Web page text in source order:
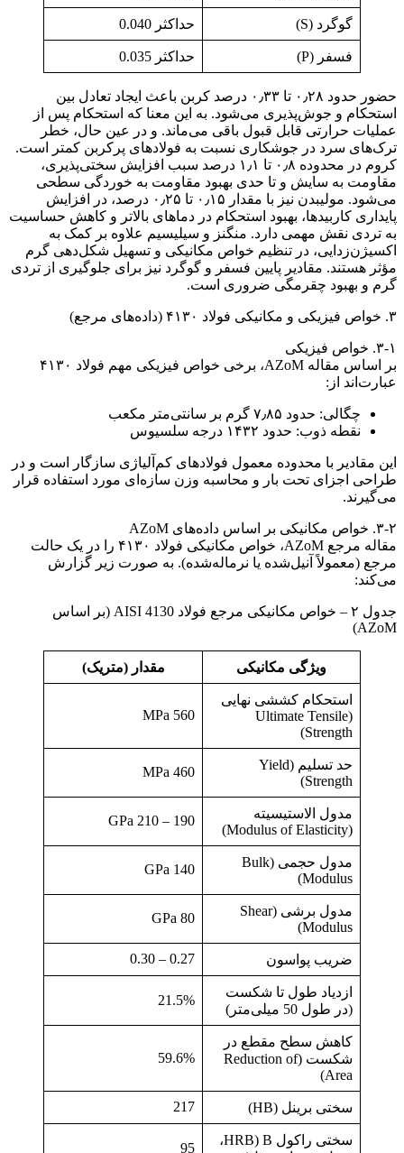
گوگرد (S) حداکثر 0.040
فسفر (P) حداکثر 0.035
حضور حدود ۰٫۲۸ تا ۰٫۳۳ درصد کربن باعث ایجاد تعادل بین
استحکام و جوش‌پذیری می‌شود. به این معنا که استحکام پس از
عملیات حرارتی قابل قبول باقی می‌ماند. و در عین حال، خطر
ترک‌های سرد در جوشکاری نسبت به فولادهای پرکربن کمتر است.
کروم در محدوده ۰٫۸ تا ۱٫۱ درصد سبب افزایش سختی‌پذیری،
مقاومت به سایش و تا حدی بهبود مقاومت به خوردگی سطحی
می‌شود. مولیبدن نیز با مقدار ۰٫۱۵ تا ۰٫۲۵ درصد، در افزایش
پایداری کاربیدها، بهبود استحکام در دماهای بالاتر و کاهش حساسیت
به تردی نقش مهمی دارد. منگنز و سیلیسیم علاوه بر کمک به
اکسیژن‌زدایی، در تنظیم خواص مکانیکی و تسهیل شکل‌دهی گرم
مؤثر هستند. مقادیر پایین فسفر و گوگرد نیز برای جلوگیری از تردی
گرم و بهبود چقرمگی ضروری است.
۳. خواص فیزیکی و مکانیکی فولاد ۴۱۳۰ (داده‌های مرجع)
۳-۱. خواص فیزیکی
بر اساس مقاله AZoM، برخی خواص فیزیکی مهم فولاد ۴۱۳۰
عبارت‌اند از:
چگالی: حدود ۷٫۸۵ گرم بر سانتی‌متر مکعب
نقطه ذوب: حدود ۱۴۳۲ درجه سلسیوس
این مقادیر با محدوده معمول فولادهای کم‌آلیاژی سازگار است و در
طراحی اجزای تحت بار و محاسبه وزن سازه‌ای مورد استفاده قرار
می‌گیرند.
۳-۲. خواص مکانیکی بر اساس داده‌های AZoM
مقاله مرجع AZoM، خواص مکانیکی فولاد ۴۱۳۰ را در یک حالت
مرجع (معمولاً آنیل‌شده یا نرماله‌شده). به صورت زیر گزارش
می‌کند:
جدول ۲ – خواص مکانیکی مرجع فولاد AISI 4130 (بر اساس
AZoM)
ویژگی مکانیکی مقدار (متریک)
استحکام کششی نهایی
(Ultimate Tensile
Strength)
560 MPa
حد تسلیم (Yield
Strength)
460 MPa
مدول الاستیسیته
(Modulus of Elasticity)
190 – 210 GPa
مدول حجمی (Bulk
Modulus)
140 GPa
مدول برشی (Shear
Modulus)
80 GPa
ضریب پواسون 0.27 – 0.30
ازدیاد طول تا شکست
(در طول 50 میلی‌متر)
21.5%
کاهش سطح مقطع در
شکست (Reduction of
Area)
59.6%
سختی برینل (HB) 217
سختی راکول B (HRB،
95